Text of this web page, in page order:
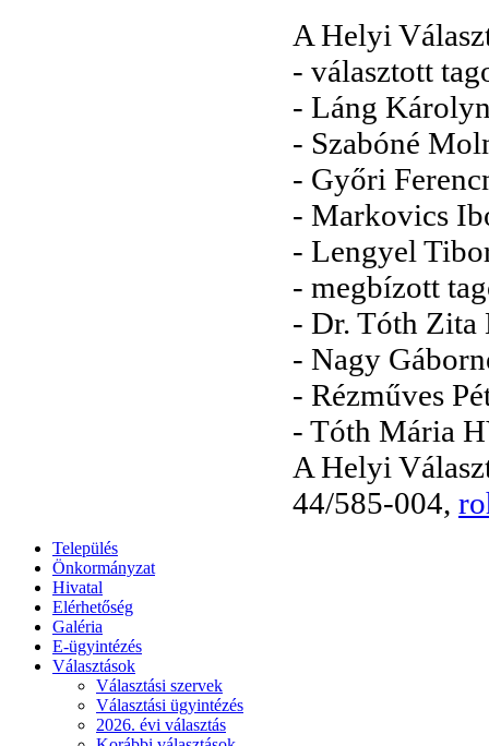
A Helyi
- választott
- Láng
- Szabóné
- Győri
- Markovics
- Lengyel
- megbízott
- Dr. Tóth Zita
- Nagy
- Rézműves
- Tóth Mária
A Helyi
44/585-004,
Település
Önkormányzat
Hivatal
Elérhetőség
Galéria
E-ügyintézés
Választások
Választási szervek
Választási ügyintézés
2026. évi választás